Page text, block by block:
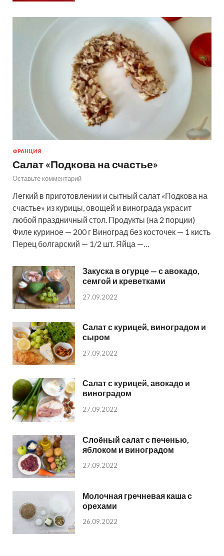
ФРАНЦИЯ
Салат «Подкова на счастье»
Оставьте комментарий
Легкий в приготовлении и сытный салат «Подкова на
счастье» из курицы, овощей и винограда украсит
любой праздничный стол. Продукты (на 2 порции)
Филе куриное — 200 г Виноград без косточек — 1 кисть
Перец болгарский — 1/2 шт. Яйца —…
Закуска в огурце — с авокадо,
семгой и креветками
27.09.2022
Салат с курицей, виноградом и
сыром
27.09.2022
Салат с курицей, авокадо и
виноградом
27.09.2022
Слоёный салат с печенью,
яблоком и виноградом
27.09.2022
Молочная гречневая каша с
орехами
26.09.2022